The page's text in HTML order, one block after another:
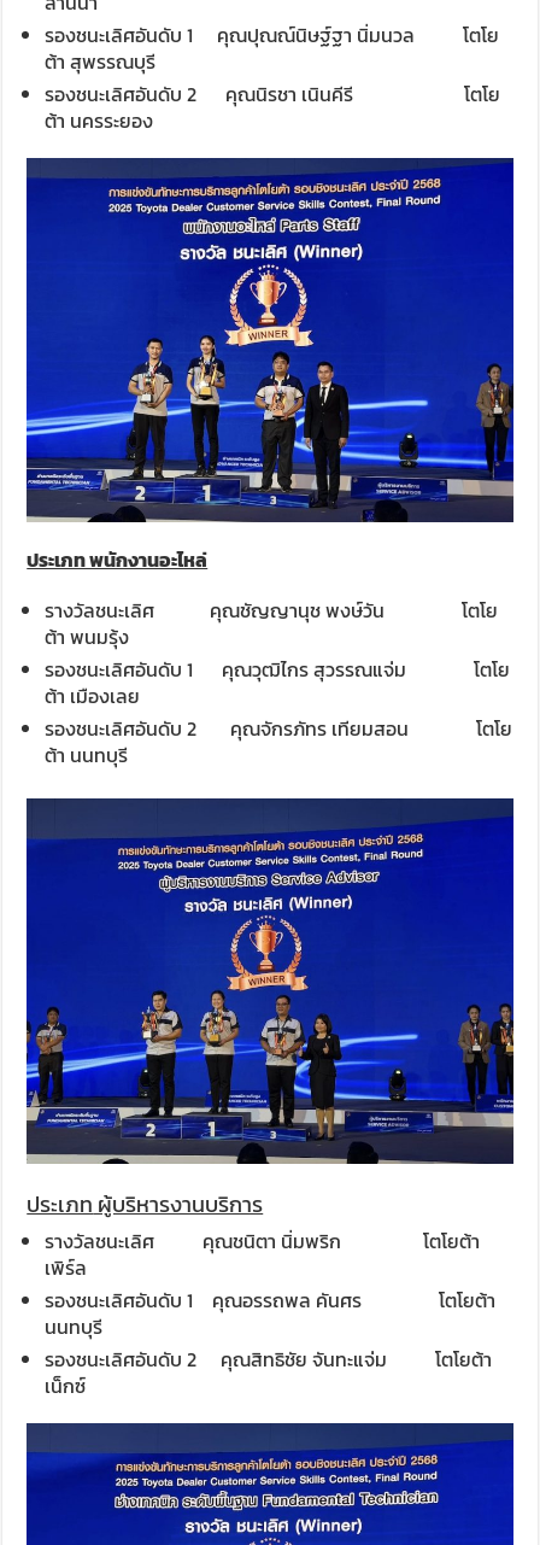
รองชนะเลิศอันดับ 1 คุณปุณณ์นิษฐ์ฐา นิ่มนวล โตโย
ต้า สุพรรณบุรี
รองชนะเลิศอันดับ 2 คุณนิรชา เนินคีรี โตโย
ต้า นครระยอง
ประเภท พนักงานอะไหล่
รางวัลชนะเลิศ
คุณชัญญานุช พงษ์วัน โตโย
ต้า พนมรุ้ง
รองชนะเลิศอันดับ 1 คุณวุฒิไกร สุวรรณแจ่ม โตโย
ต้า เมืองเลย
รองชนะเลิศอันดับ 2 คุณจักรภัทร เทียมสอน โตโย
ต้า นนทบุรี
ประเภท ผู้บริหารงานบริการ
รางวัลชนะเลิศ
คุณชนิตา นิ่มพริก โตโยต้า
เพิร์ล
รองชนะเลิศอันดับ 1 คุณอรรถพล คันศร โตโยต้า
นนทบุรี
รองชนะเลิศอันดับ 2 คุณสิทธิชัย จันทะแจ่ม โตโยต้า
เน็กซ์